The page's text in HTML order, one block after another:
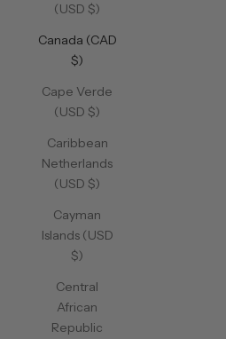
(USD $)
Canada (CAD
$)
Cape Verde
(USD $)
Caribbean
Netherlands
(USD $)
Cayman
Islands (USD
$)
Central
African
Republic